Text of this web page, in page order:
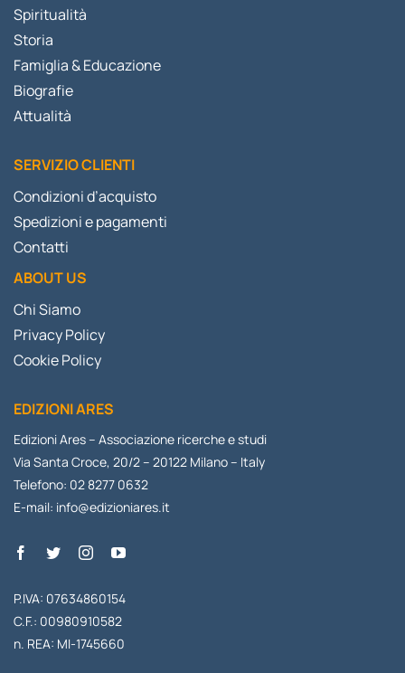
Spiritualità
Storia
Famiglia & Educazione
Biografie
Attualità
SERVIZIO CLIENTI
Condizioni d’acquisto
Spedizioni e pagamenti
Contatti
ABOUT US
Chi Siamo
Privacy Policy
Cookie Policy
EDIZIONI ARES
Edizioni Ares – Associazione ricerche e studi
Via Santa Croce, 20/2 – 20122 Milano – Italy
Telefono: 02 8277 0632
E-mail: info@edizioniares.it
P.IVA: 07634860154
C.F.: 00980910582
n. REA: MI-1745660